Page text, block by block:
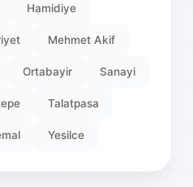
Hamidiye
Mehmet Akif
Ortabayir Sanayi
Talatpasa
Yesilce